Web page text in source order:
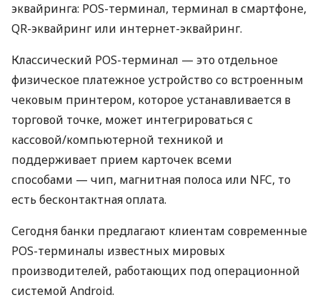
эквайринга: POS-терминал, терминал в смартфоне,
QR-эквайринг или интернет-эквайринг.
Классический POS-терминал — это отдельное
физическое платежное устройство со встроенным
чековым принтером, которое устанавливается в
торговой точке, может интегрироваться с
кассовой/компьютерной техникой и
поддерживает прием карточек всеми
способами — чип, магнитная полоса или NFC, то
есть бесконтактная оплата.
Сегодня банки предлагают клиентам современные
POS-терминалы известных мировых
производителей, работающих под операционной
системой Android.